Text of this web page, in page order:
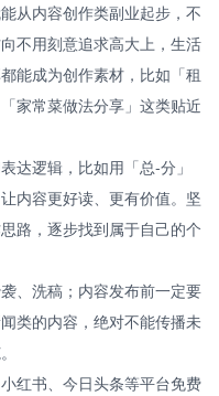
从内容创作类副业起步，不
不用刻意追求高大上，生活
能成为创作素材，比如「租
家常菜做法分享」这类贴近
达逻辑，比如用「总-分」
内容更好读、更有价值。坚
路，逐步找到属于自己的个
、洗稿；内容发布前一定要
类的内容，绝对不能传播未
红书、今日头条等平台免费